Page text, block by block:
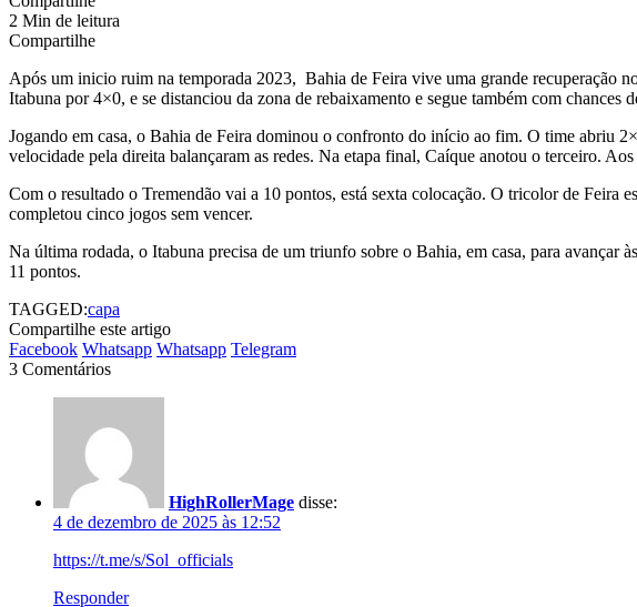
2 Min de leitura
Compartilhe
Após um inicio ruim na temporada 2023, Bahia de Feira vive uma grande recuperação
Itabuna por 4×0, e se distanciou da zona de rebaixamento e segue também com chances
Jogando em casa, o Bahia de Feira dominou o confronto do início ao fim. O time abriu
velocidade pela direita balançaram as redes. Na etapa final, Caíque anotou o terceiro.
Com o resultado o Tremendão vai a 10 pontos, está sexta colocação. O tricolor de
completou cinco jogos sem vencer.
Na última rodada, o Itabuna precisa de um triunfo sobre o Bahia, em casa, para
11 pontos.
TAGGED:capa
Compartilhe este artigo
Facebook Whatsapp Whatsapp Telegram
3 Comentários
HighRollerMage disse:
4 de dezembro de 2025 às 12:52
https://t.me/s/Sol_officials
Responder